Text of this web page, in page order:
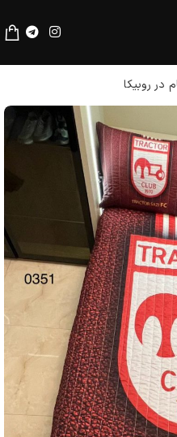
خود را خاموش کنید.
در روبیکا